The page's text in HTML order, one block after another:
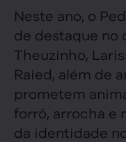
Neste ano, o
de destaque no
Theuzinho,
Raied, além de
prometem
forró, arrocha e
da identidade